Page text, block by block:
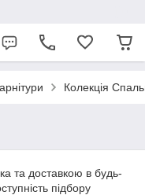
Колекція
та доставкою в будь-
підбору